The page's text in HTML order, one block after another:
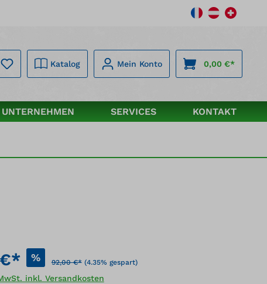
Katalog Mein Konto 0,00 €*
UNTERNEHMEN SERVICES KONTAKT
% 92,00 €* (4.35% gespart)
inkl. Versandkosten